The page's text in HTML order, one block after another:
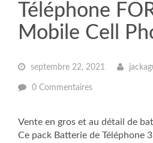
Téléphone
Mobile Cell
septembre 22, 2021
0 Commentaires
Vente en gros et au détail de
Ce pack Batterie de Téléphone